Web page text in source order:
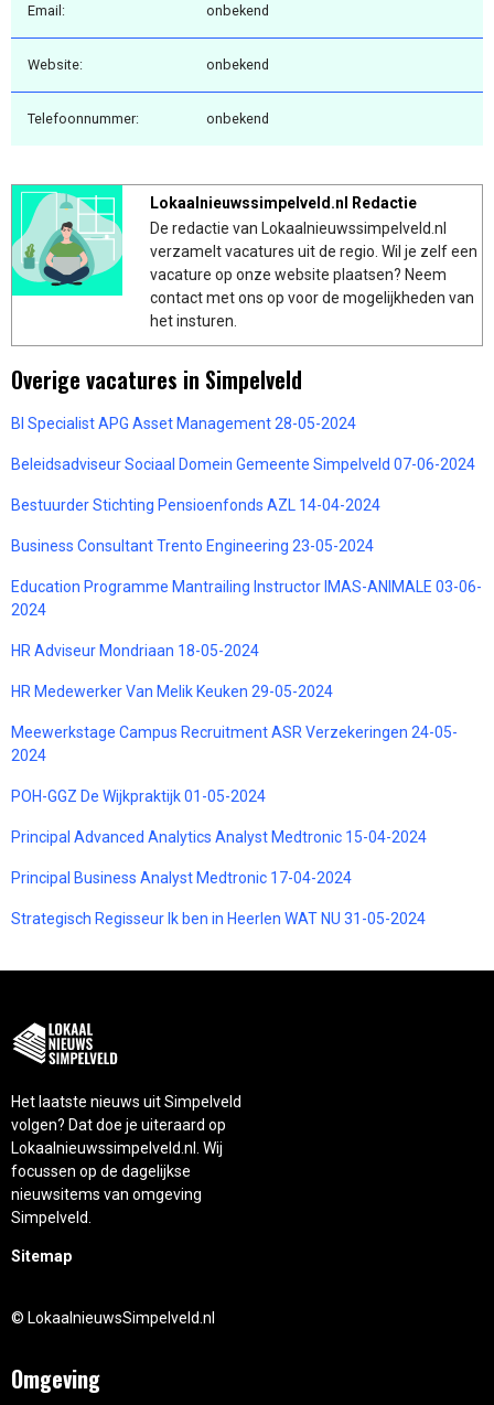
Email: onbekend
Website: onbekend
Telefoonnummer: onbekend
Lokaalnieuwssimpelveld.nl Redactie
De redactie van Lokaalnieuwssimpelveld.nl
verzamelt vacatures uit de regio. Wil je zelf een
vacature op onze website plaatsen? Neem
contact met ons op voor de mogelijkheden van
het insturen.
Overige vacatures in Simpelveld
BI Specialist APG Asset Management 28-05-2024
Beleidsadviseur Sociaal Domein Gemeente Simpelveld 07-06-2024
Bestuurder Stichting Pensioenfonds AZL 14-04-2024
Business Consultant Trento Engineering 23-05-2024
Education Programme Mantrailing Instructor IMAS-ANIMALE 03-06-
2024
HR Adviseur Mondriaan 18-05-2024
HR Medewerker Van Melik Keuken 29-05-2024
Meewerkstage Campus Recruitment ASR Verzekeringen 24-05-
2024
POH-GGZ De Wijkpraktijk 01-05-2024
Principal Advanced Analytics Analyst Medtronic 15-04-2024
Principal Business Analyst Medtronic 17-04-2024
Strategisch Regisseur Ik ben in Heerlen WAT NU 31-05-2024
Het laatste nieuws uit Simpelveld
volgen? Dat doe je uiteraard op
Lokaalnieuwssimpelveld.nl. Wij
focussen op de dagelijkse
nieuwsitems van omgeving
Simpelveld.
Sitemap
© LokaalnieuwsSimpelveld.nl
Omgeving